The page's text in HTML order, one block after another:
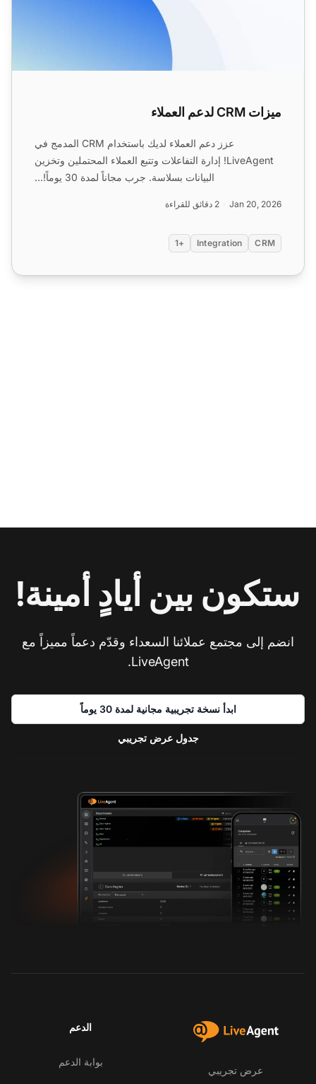
ميزات CRM لدعم العملاء
عزز دعم العملاء لديك باستخدام CRM المدمج في
LiveAgent! إدارة التفاعلات وتتبع العملاء المحتملين وتخزين
البيانات بسلاسة. جرب مجاناً لمدة 30 يوماً!...
Jan 20, 2026 2 دقائق للقراءة
CRM
Integration
+1
ستكون بين أيادٍ أمينة!
انضم إلى مجتمع عملائنا السعداء وقدّم دعماً مميزاً مع
LiveAgent.
ابدأ نسخة تجريبية مجانية لمدة 30 يوماً
جدول عرض تجريبي
عرض تجريبي
الدعم
بوابة الدعم